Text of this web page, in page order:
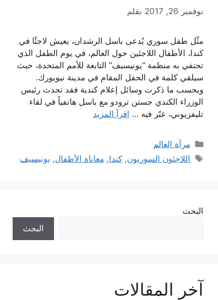
نوفمبر 26, 2017 بقلم
مثّل طفل سوري يُدعى باسل الرشدان، يعيش لاجئًا في
كندا، الأطفال اللاجئين حول العالم، في يوم الطفل الذي
تحتفي به منظمة “يونيسيف” التابعة للأمم المتحدة، حيث
سيلقي كلمة في الحفل المقام في مدينة نيويورك.
وبحسب ما ذكرت وسائل إعلام كندية فقد تحدث رئيس
الوزراء الكندي جستن ترودو مع باسل هاتفياً في لقاء
تليفزيوني، عبّر فيه … اقرأ المزيد
التصنيفات
مرآة العالم
الوسوم
اللاجئون السوريون,كندا, معاناة الأطفال, يونيسيف
البحث
البحث
آخر المقالات